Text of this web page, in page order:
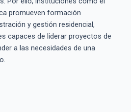
promueven formación
y gestión residencial,
capaces de liderar proyectos de
a las necesidades de una